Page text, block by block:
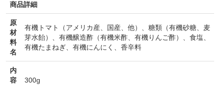
商品詳細
原
材
料
名
有機トマト（アメリカ産、国産、他）、糖類（有機砂糖、麦
芽水飴）、有機醸造酢（有機米酢、有機りんご酢）、食塩、
有機たまねぎ、有機にんにく、香辛料
内
容
300g